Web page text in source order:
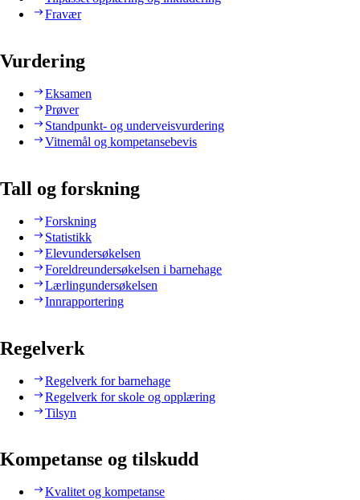
Fravær
Vurdering
Eksamen
Prøver
Standpunkt- og underveisvurdering
Vitnemål og kompetansebevis
Tall og forskning
Forskning
Statistikk
Elevundersøkelsen
Foreldreundersøkelsen i barnehage
Lærlingundersøkelsen
Innrapportering
Regelverk
Regelverk for barnehage
Regelverk for skole og opplæring
Tilsyn
Kompetanse og tilskudd
Kvalitet og kompetanse